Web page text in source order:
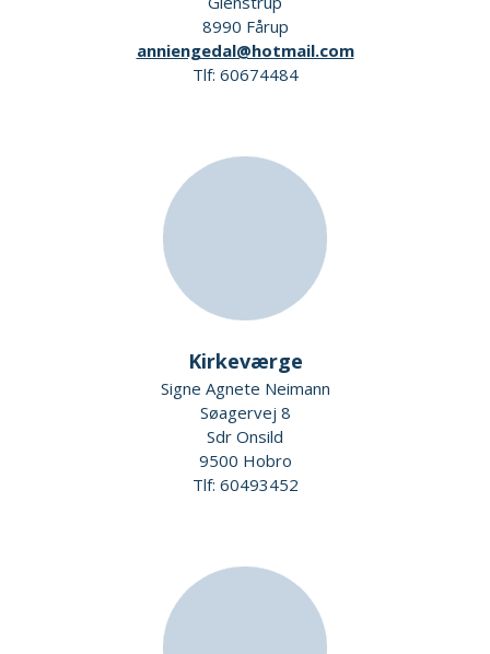
8990 Fårup
anniengedal@hotmail.com
Tlf: 60674484
Kirkeværge
Signe Agnete Neimann
Søagervej 8
Sdr Onsild
9500 Hobro
Tlf: 60493452